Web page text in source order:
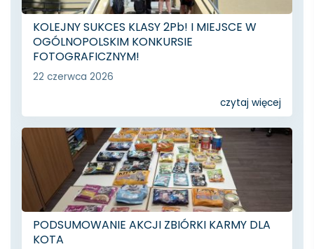
KOLEJNY SUKCES KLASY 2Pb! I MIEJSCE W
OGÓLNOPOLSKIM KONKURSIE
FOTOGRAFICZNYM!
22 czerwca 2026
czytaj więcej
PODSUMOWANIE AKCJI ZBIÓRKI KARMY DLA
KOTA